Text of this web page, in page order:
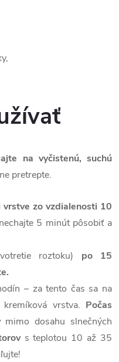
na vyčistenú, suchú
pretrepte.
vrstve zo vzdialenosti 10
5 minút pôsobiť a
roztoku) po 15
– za tento čas sa na
vrstva. Počas
mimo dosahu slnečných
s teplotou 10 až 35